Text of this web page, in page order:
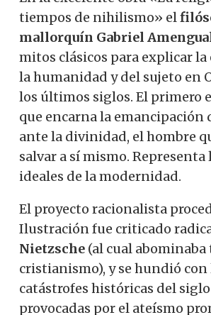
tiempos de nihilismo» el
mallorquín Gabriel
mitos clásicos para explicar
la humanidad y del sujeto en
los últimos siglos. El primero
que encarna la emancipación
ante la divinidad, el hombre
salvar a sí mismo. Representa
ideales de la modernidad.
El proyecto racionalista
Ilustración fue criticado
Nietzsche (al cual
cristianismo), y se hundió con
catástrofes históricas del
provocadas por el ateísmo